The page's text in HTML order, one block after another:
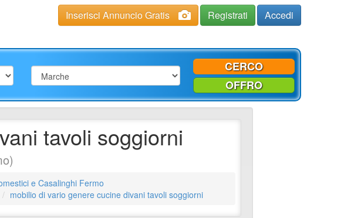
Inserisci Annuncio Gratis Registrati Accedi
CERCO
OFFRO
tavoli soggiorni
e Casalinghi Fermo
mobilio di vario genere cucine divani tavoli soggiorni